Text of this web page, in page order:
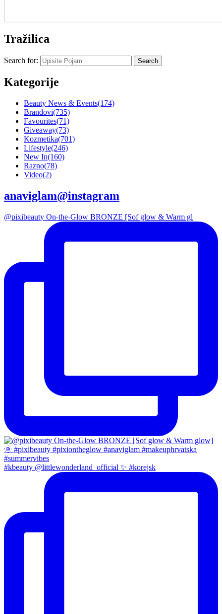
Tražilica
Search for:
Kategorije
Beauty News & Events(174)
Brandovi(735)
Favourites(71)
Giveaway(73)
Kozmetika(701)
Lifestyle(246)
New In(160)
Razno(78)
Video(2)
anaviglam@instagram
@pixibeauty On-the-Glow BRONZE [Sof glow & Warm gl
#kbeauty @littlewonderland_official ✨ #korejsk